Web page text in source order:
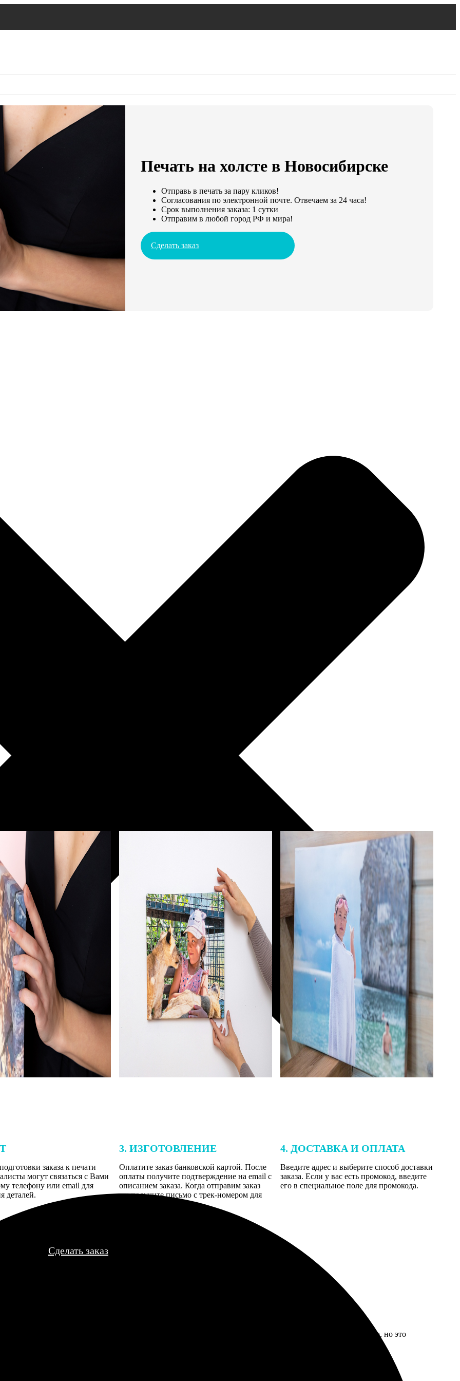
Печать на холсте в Новосибирске
Отправь в печать за пару кликов!
Согласования по электронной почте. Отвечаем за 24 часа!
Срок выполнения заказа: 1 сутки
Отправим в любой город РФ и мира!
Сделать заказ
заказа к печати
могут связаться с Вами
телефону или email для
деталей.
3. ИЗГОТОВЛЕНИЕ
Оплатите заказ банковской картой. После
оплаты получите подтверждение на email с
описанием заказа. Когда отправим заказ
вы получите письмо с трек-номером для
4. ДОСТАВКА И ОПЛАТА
Введите адрес и выберите способ доставки
заказа. Если у вас есть промокод, введите
его в специальное поле для промокода.
Сделать заказ
упакованный, листы плотные, фото не выцвели. Правда, ждала на пару дней дольше обещанного, но это